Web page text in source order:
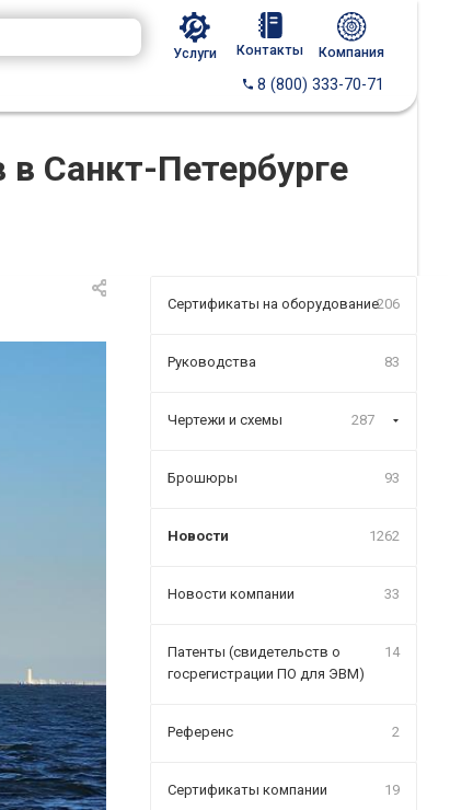
Услуги Контакты Компания
8 (800) 333-70-71
Санкт-Петербурге
Сертификаты на оборудование206
Руководства 83
Чертежи и схемы 287
Брошюры 93
Новости 1262
Новости компании 33
Патенты (свидетельств о
госрегистрации ПО для ЭВМ)
14
Референс 2
Сертификаты компании 19